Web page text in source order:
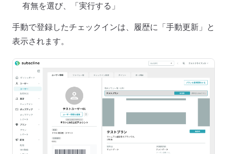
有無を選び、「実行する」
手動で登録したチェックインは、履歴に「手動更新」と
表示されます。